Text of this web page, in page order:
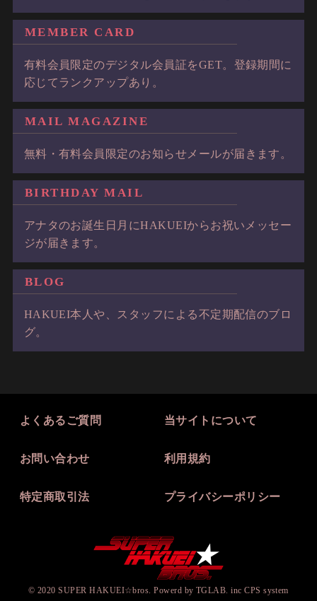
MEMBER CARD
有料会員限定のデジタル会員証をGET。登録期間に
応じてランクアップあり。
MAIL MAGAZINE
無料・有料会員限定のお知らせメールが届きます。
BIRTHDAY MAIL
アナタのお誕生日月にHAKUEIからお祝いメッセー
ジが届きます。
BLOG
HAKUEI本人や、スタッフによる不定期配信のブロ
グ。
よくあるご質問 当サイトについて
お問い合わせ 利用規約
特定商取引法 プライバシーポリシー
© 2020 SUPER HAKUEI☆bros. Powerd by TGLAB. inc CPS system